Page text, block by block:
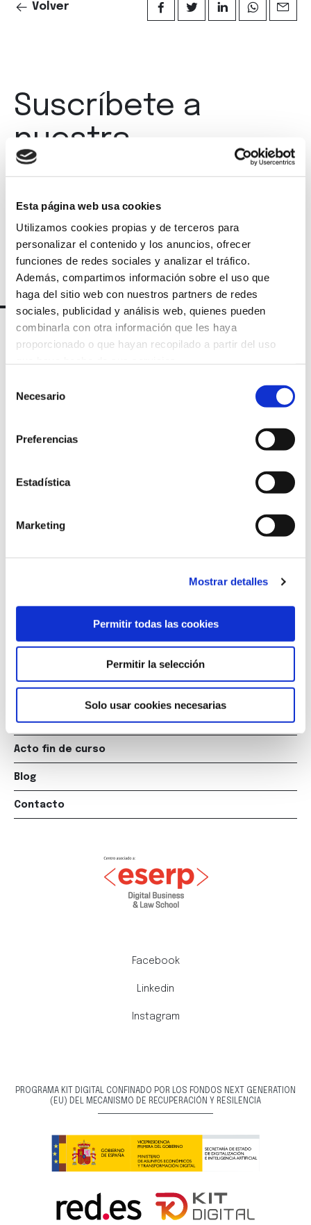
Esta página web usa cookies
Utilizamos cookies propias y de terceros para
personalizar el contenido y los anuncios, ofrecer
funciones de redes sociales y analizar el tráfico.
Además, compartimos información sobre el uso que
haga del sitio web con nuestros partners de redes
sociales, publicidad y análisis web, quienes pueden
combinarla con otra información que les haya
proporcionado o que hayan recopilado a partir del uso
Necesario
Preferencias
Estadística
Marketing
Mostrar detalles
Permitir todas las cookies
Permitir la selección
Solo usar cookies necesarias
Volver
Suscríbete a
nuestra
newsletter
escuela@marcelomacias.com
La Escuela
Titulaciones
Empleo
Acto fin de curso
Blog
Contacto
Facebook
Linkedin
Instagram
PROGRAMA KIT DIGITAL CONFINADO POR LOS FONDOS NEXT GENERATION
(EU) DEL MECANISMO DE RECUPERACIÓN Y RESILENCIA